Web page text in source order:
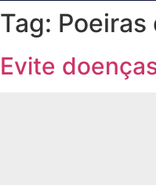
Tag: Poeiras
Evite